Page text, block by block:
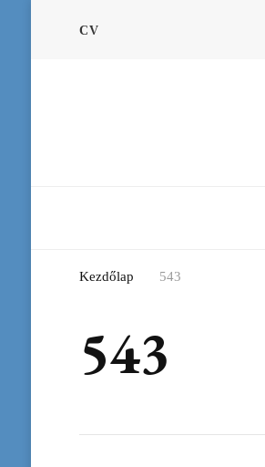
CV
Kezdőlap 543
543